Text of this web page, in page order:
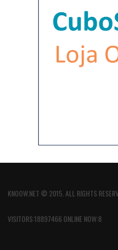
KNOOW.NET © 2015. ALL RIGHTS
VISITORS:18897466 ONLINE NOW:8